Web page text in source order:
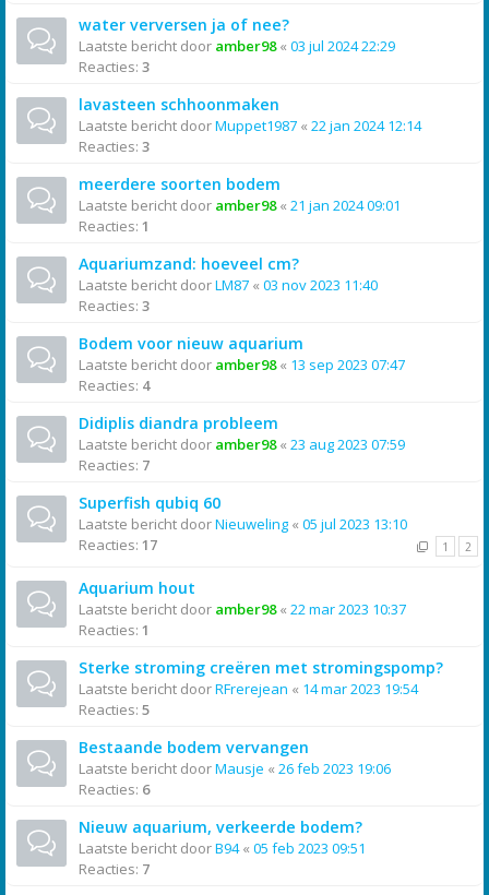
water verversen ja of nee?
Laatste bericht door amber98« 03 jul 2024 22:29
Reacties: 3
lavasteen schhoonmaken
Laatste bericht doorMuppet1987 « 22 jan 2024 12:14
Reacties: 3
meerdere soorten bodem
Laatste bericht door amber98« 21 jan 2024 09:01
Reacties: 1
Aquariumzand: hoeveel cm?
Laatste bericht doorLM87 « 03 nov 2023 11:40
Reacties: 3
Bodem voor nieuw aquarium
Laatste bericht door amber98« 13 sep 2023 07:47
Reacties: 4
Didiplis diandra probleem
Laatste bericht door amber98« 23 aug 2023 07:59
Reacties: 7
Superfish qubiq 60
Laatste bericht doorNieuweling « 05 jul 2023 13:10
Reacties: 17 1 2
Aquarium hout
Laatste bericht door amber98« 22 mar 2023 10:37
Reacties: 1
Sterke stroming creëren met stromingspomp?
Laatste bericht doorRFrerejean « 14 mar 2023 19:54
Reacties: 5
Bestaande bodem vervangen
Laatste bericht doorMausje « 26 feb 2023 19:06
Reacties: 6
Nieuw aquarium, verkeerde bodem?
Laatste bericht doorB94« 05 feb 2023 09:51
Reacties: 7